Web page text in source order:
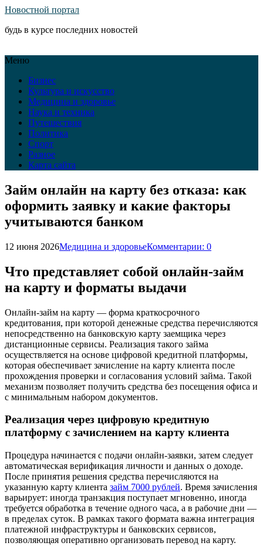
Новостной портал
будь в курсе последних новостей
Меню
Бизнес
Культура и искусство
Медицина и здоровье
Наука и техника
Путешествия
Политика
Спорт
Разное
Карта сайта
Займ онлайн на карту без отказа: как
оформить заявку и какие факторы
учитываются банком
12 июня 2026Медицина и здоровьеКомментарии: 0
Что представляет собой онлайн-займ
на карту и форматы выдачи
Онлайн-займ на карту — форма краткосрочного
кредитования, при которой денежные средства перечисляются
непосредственно на банковскую карту заемщика через
дистанционные сервисы. Реализация такого займа
осуществляется на основе цифровой кредитной платформы,
которая обеспечивает зачисление на карту клиента после
прохождения проверки и согласования условий займа. Такой
механизм позволяет получить средства без посещения офиса и
с минимальным набором документов.
Реализация через цифровую кредитную
платформу с зачислением на карту клиента
Процедура начинается с подачи онлайн-заявки, затем следует
автоматическая верификация личности и данных о доходе.
После принятия решения средства перечисляются на
указанную карту клиента займ 7000 рублей. Время зачисления
варьирует: иногда транзакция поступает мгновенно, иногда
требуется обработка в течение одного часа, а в рабочие дни —
в пределах суток. В рамках такого формата важна интеграция
платежной инфраструктуры и банковских сервисов,
позволяющая оперативно организовать перевод на карту.